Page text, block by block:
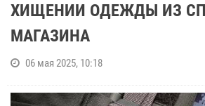
ХИЩЕНИИ ОДЕЖДЫ ИЗ
МАГАЗИНА
06 мая 2025, 10:18